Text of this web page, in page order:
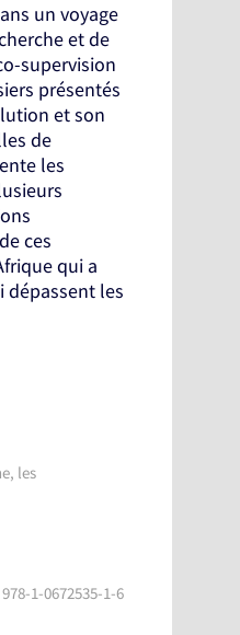
un voyage
et de
supervision
présentés
et son
de
les
ces
qui a
dépassent les
les
1-0672535-1-6